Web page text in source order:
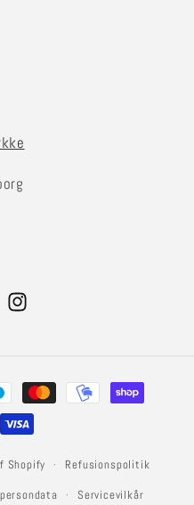
Instagram
Shopify Refusionspolitik
Servicevilkår